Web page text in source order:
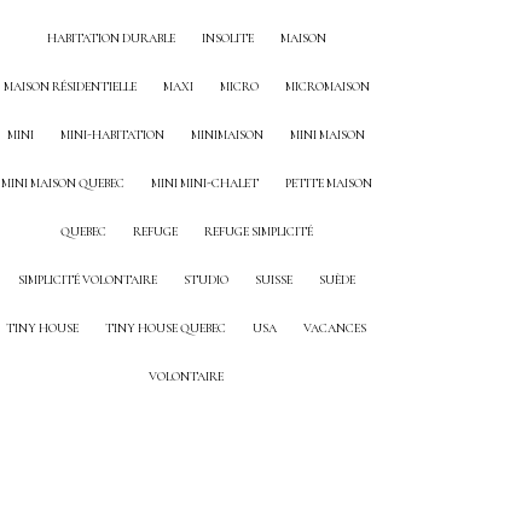
HABITATION DURABLE INSOLITE MAISON
MAISON RÉSIDENTIELLE MAXI MICRO MICROMAISON
MINI MINI-HABITATION MINIMAISON MINI MAISON
MINI MAISON QUEBEC MINI MINI-CHALET PETITE MAISON
QUEBEC REFUGE REFUGE SIMPLICITÉ
SIMPLICITÉ VOLONTAIRE STUDIO SUISSE SUÈDE
TINY HOUSE TINY HOUSE QUEBEC USA VACANCES
VOLONTAIRE